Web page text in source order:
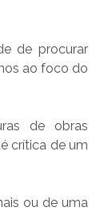
de procurar
ao foco do
de obras
crítica de um
ou de uma